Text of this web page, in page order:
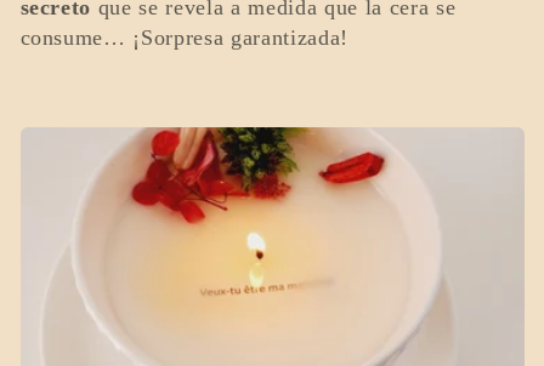
i
ó
secreto que se revela a medida que la cera se
consume… ¡Sorpresa garantizada!